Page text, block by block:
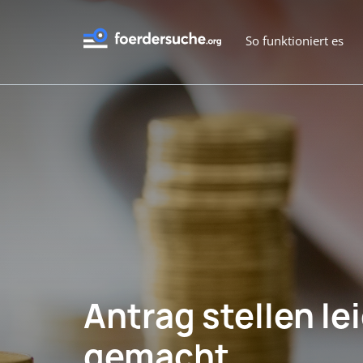
So funktioniert es
Antrag stellen